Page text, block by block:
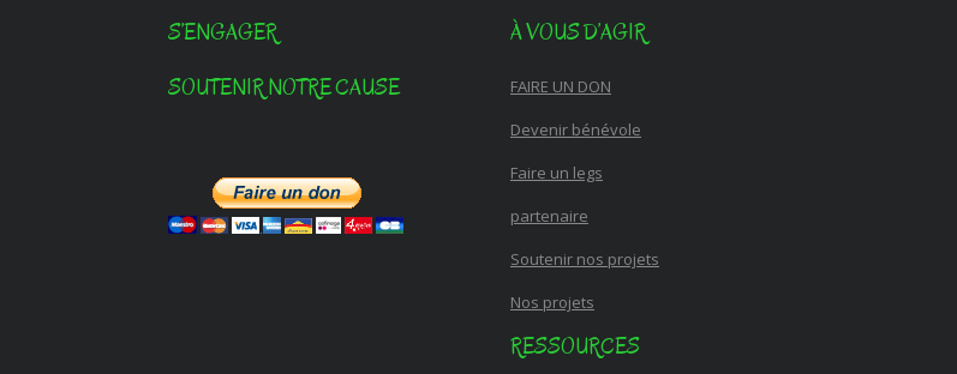
S’ENGAGER
SOUTENIR NOTRE CAUSE
À VOUS D’AGIR
FAIRE UN DON
Devenir bénévole
Faire un legs
partenaire
Soutenir nos projets
Nos projets
RESSOURCES